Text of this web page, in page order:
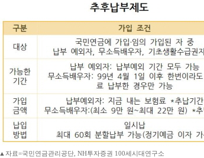
▲자료=국민연금관리공단, NH투자증권 100세시대연구소